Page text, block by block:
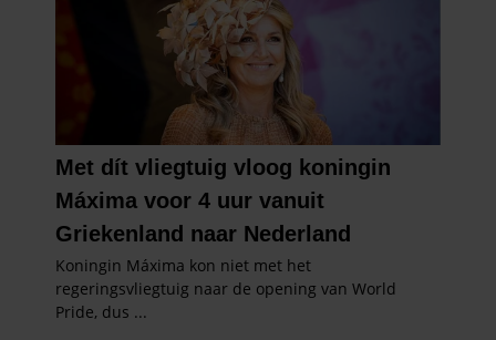
gaat akkoord met onze cookies als u onze website blijft